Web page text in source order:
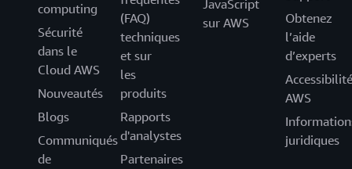
computing
Sécurité
dans le
Cloud AWS
Nouveautés
Blogs
Communiqués
de
(FAQ)
techniques
et sur
les
produits
Rapports
d'analystes
Partenaires
JavaScript
sur AWS
Obtenez
l’aide
d’experts
Accessibilité
AWS
juridiques